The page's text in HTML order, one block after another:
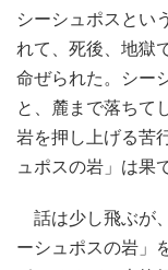
シーシュポスとい
れて、死後、地獄
命ぜられた。シー
と、麓まで落ちて
岩を押し上げる苦
ュポスの岩」は果
話は少し飛ぶが
ーシュポスの岩」